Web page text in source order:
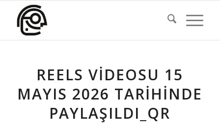
REELS VIDEOSU 15
MAYIS 2026 TARIHINDE
PAYLAŞILDI_QR